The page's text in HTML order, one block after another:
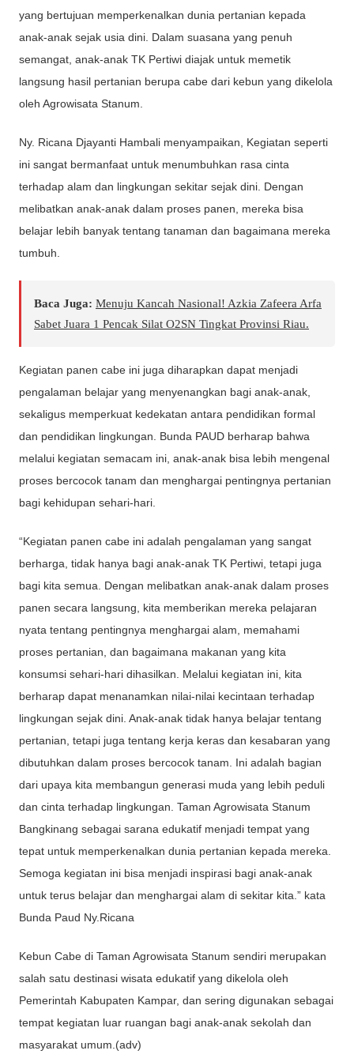
yang bertujuan memperkenalkan dunia pertanian kepada
anak-anak sejak usia dini. Dalam suasana yang penuh
semangat, anak-anak TK Pertiwi diajak untuk memetik
langsung hasil pertanian berupa cabe dari kebun yang dikelola
oleh Agrowisata Stanum.
Ny. Ricana Djayanti Hambali menyampaikan, Kegiatan seperti
ini sangat bermanfaat untuk menumbuhkan rasa cinta
terhadap alam dan lingkungan sekitar sejak dini. Dengan
melibatkan anak-anak dalam proses panen, mereka bisa
belajar lebih banyak tentang tanaman dan bagaimana mereka
tumbuh.
Baca Juga: Menuju Kancah Nasional! Azkia Zafeera Arfa
Sabet Juara 1 Pencak Silat O2SN Tingkat Provinsi Riau.
Kegiatan panen cabe ini juga diharapkan dapat menjadi
pengalaman belajar yang menyenangkan bagi anak-anak,
sekaligus memperkuat kedekatan antara pendidikan formal
dan pendidikan lingkungan. Bunda PAUD berharap bahwa
melalui kegiatan semacam ini, anak-anak bisa lebih mengenal
proses bercocok tanam dan menghargai pentingnya pertanian
bagi kehidupan sehari-hari.
“Kegiatan panen cabe ini adalah pengalaman yang sangat
berharga, tidak hanya bagi anak-anak TK Pertiwi, tetapi juga
bagi kita semua. Dengan melibatkan anak-anak dalam proses
panen secara langsung, kita memberikan mereka pelajaran
nyata tentang pentingnya menghargai alam, memahami
proses pertanian, dan bagaimana makanan yang kita
konsumsi sehari-hari dihasilkan. Melalui kegiatan ini, kita
berharap dapat menanamkan nilai-nilai kecintaan terhadap
lingkungan sejak dini. Anak-anak tidak hanya belajar tentang
pertanian, tetapi juga tentang kerja keras dan kesabaran yang
dibutuhkan dalam proses bercocok tanam. Ini adalah bagian
dari upaya kita membangun generasi muda yang lebih peduli
dan cinta terhadap lingkungan. Taman Agrowisata Stanum
Bangkinang sebagai sarana edukatif menjadi tempat yang
tepat untuk memperkenalkan dunia pertanian kepada mereka.
Semoga kegiatan ini bisa menjadi inspirasi bagi anak-anak
untuk terus belajar dan menghargai alam di sekitar kita.” kata
Bunda Paud Ny.Ricana
Kebun Cabe di Taman Agrowisata Stanum sendiri merupakan
salah satu destinasi wisata edukatif yang dikelola oleh
Pemerintah Kabupaten Kampar, dan sering digunakan sebagai
tempat kegiatan luar ruangan bagi anak-anak sekolah dan
masyarakat umum.(adv)